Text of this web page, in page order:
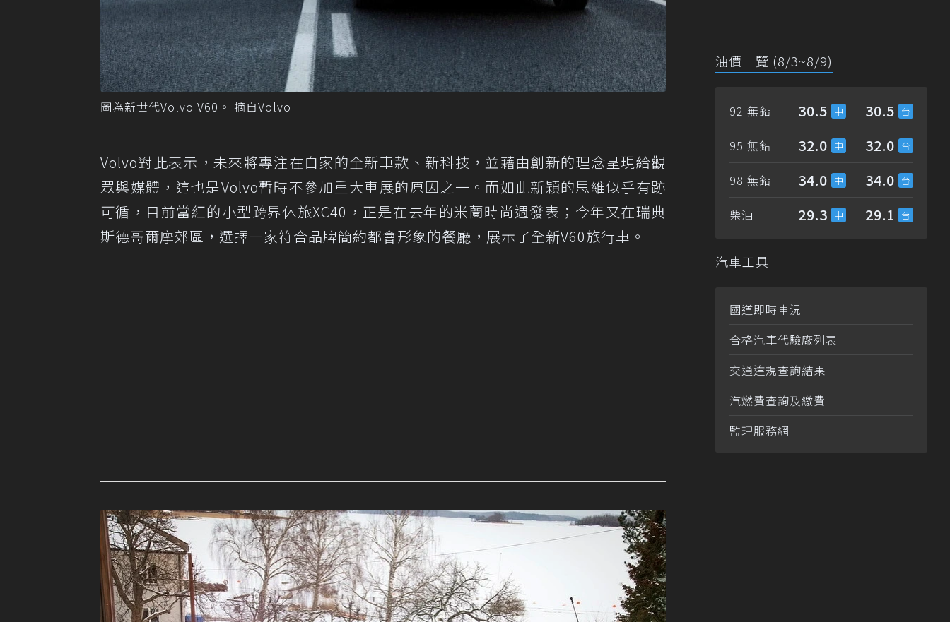
圖為新世代Volvo V60。 摘自Volvo
Volvo對此表示，未來將專注在自家的全新車款、新科技，並藉由創新的理念呈現給觀
眾與媒體，這也是Volvo暫時不參加重大車展的原因之一。而如此新穎的思維似乎有跡
可循，目前當紅的小型跨界休旅XC40，正是在去年的米蘭時尚週發表；今年又在瑞典
斯德哥爾摩郊區，選擇一家符合品牌簡約都會形象的餐廳，展示了全新V60旅行車。
油價一覽 (8/3~8/9)
92 無鉛 30.5 30.5
95 無鉛 32.0 32.0
98 無鉛 34.0 34.0
柴油 29.3 29.1
汽車工具
國道即時車況
合格汽車代驗廠列表
交通違規查詢結果
汽燃費查詢及繳費
監理服務網